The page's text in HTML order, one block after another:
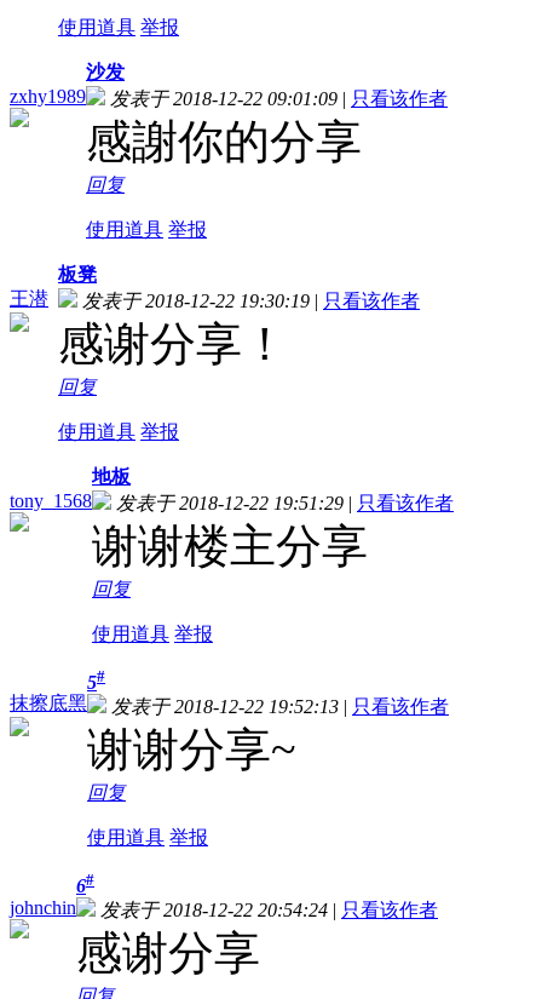
使用道具 举报
zxhy1989
沙发
发表于 2018-12-22 09:01:09 | 只看该作者
感謝你的分享
回复
使用道具 举报
王潜
板凳
发表于 2018-12-22 19:30:19 | 只看该作者
感谢分享！
回复
使用道具 举报
tony_1568
地板
发表于 2018-12-22 19:51:29 | 只看该作者
谢谢楼主分享
回复
使用道具 举报
抹擦底黑
5#
发表于 2018-12-22 19:52:13 | 只看该作者
谢谢分享~
回复
使用道具 举报
johnchin
6#
发表于 2018-12-22 20:54:24 | 只看该作者
感谢分享